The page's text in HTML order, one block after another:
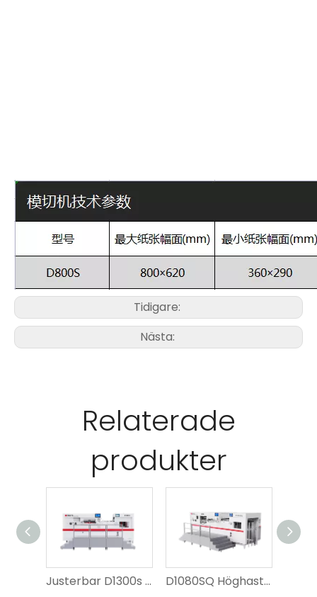
Tidigare:
Nästa:
Relaterade
produkter
Justerbar D1300s stansmaskin och veckmaskin D1080SQ Höghastighets roterande automatisk stansnings- och veckmaskin